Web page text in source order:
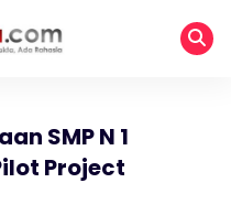
SMP N 1
Project